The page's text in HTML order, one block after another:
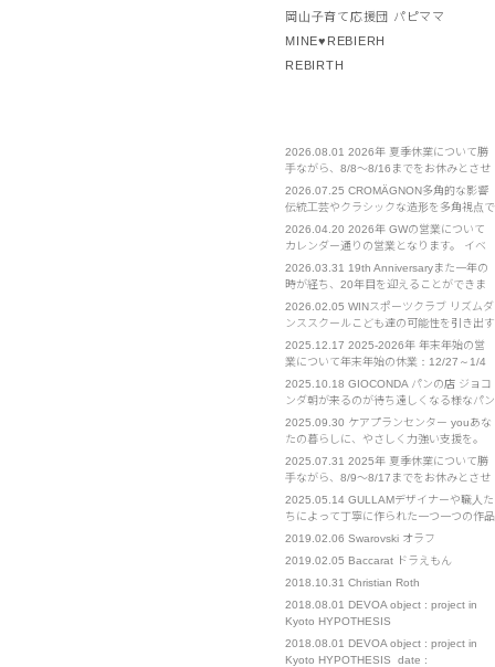
岡山子育て応援団 パピママ
MINE♥REBIERH
REBIRTH
2026.08.01 2026年 夏季休業について勝
手ながら、8/8～8/16までをお休みとさせ
ていただきます。 ご不便をおかけいたし
ますが、お許しください。
2026.07.25 CROMÄGNON多角的な影響
伝統工芸やクラシックな造形を多角視点で
見直し、新たな発見や体感を提案する。
2026.04.20 2026年 GWの営業について
カレンダー通りの営業となります。 イベ
ント部門は通常営業となります。 お急ぎ
の場合は担当の携帯電話へのご連絡をお願
2026.03.31 19th Anniversaryまた一年の
時が経ち、20年目を迎えることができま
した。 クライアント様をはじめ、皆様へ
の感謝を忘れず、日々精進してまいりま
す。
2026.02.05 WINスポーツクラブ リズムダ
ンススクールこども達の可能性を引き出す
お手伝い ウインスポーツクラブ・リズム
ダンススクールは2002年設立の実績ある
ーツを通してこどもたちが持っている能力
を最大限引き出し、自信と共に諦めない心
を･･･
2025.12.17 2025-2026年 年末年始の営
業について年末年始の休業：12/27～1/4
までをお休みとさせていただきます。 ご
不便をおかけいたします。 イベント部門
は、担当の携帯電話へのご連絡をお願いい
たします。
2025.10.18 GIOCONDA パンの店 ジョコ
ンダ朝が来るのが待ち遠しくなる様なパン
を作りたくて始めたお店です
2025.09.30 ケアプランセンター youあな
たの暮らしに、やさしく力強い支援を。
「you」とは、あなたの"ユウ" それは、そ
っと寄り添う友人のような「友」 確かな
ときにも支えになる、勇気の「勇」 人と
人、心と心をつなぐ、･･･
2025.07.31 2025年 夏季休業について勝
手ながら、8/9～8/17までをお休みとさせ
ていただきます。 また、8/21～23も出張
のため、対応までにお時間をいただく可能
ますが、お許しください。
2025.05.14 GULLAMデザイナーや職人た
ちによって丁寧に作られた一つ一つの作品
を我々は心を込めてお客様に届けたい。
crafted works, Created b･･･
2019.02.06 Swarovski オラフ
2019.02.05 Baccarat ドラえもん
2018.10.31 Christian Roth
2018.08.01 DEVOA object : project in
Kyoto HYPOTHESIS
2018.08.01 DEVOA object : project in
Kyoto HYPOTHESIS date :